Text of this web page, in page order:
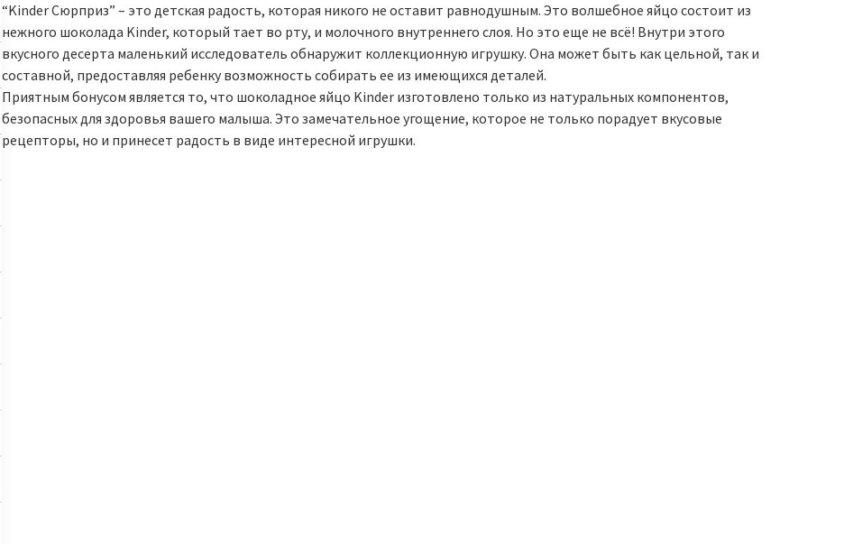
“Kinder Сюрприз” – это детская радость, которая никого не оставит равнодушным. Это волшебное яйцо состоит из
нежного шоколада Kinder, который тает во рту, и молочного внутреннего слоя. Но это еще не всё! Внутри этого
вкусного десерта маленький исследователь обнаружит коллекционную игрушку. Она может быть как цельной, так и
составной, предоставляя ребенку возможность собирать ее из имеющихся деталей.
Приятным бонусом является то, что шоколадное яйцо Kinder изготовлено только из натуральных компонентов,
безопасных для здоровья вашего малыша. Это замечательное угощение, которое не только порадует вкусовые
рецепторы, но и принесет радость в виде интересной игрушки.